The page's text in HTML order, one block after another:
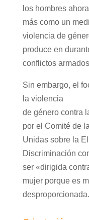
los hombres
más como un
violencia de
produce en
conflictos
Sin embargo, el
la violencia
de género contra
por el Comité de
Unidas sobre la
Discriminación
ser «dirigida
mujer porque es